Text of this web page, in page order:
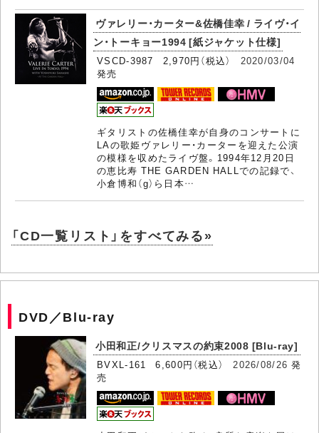
ヴァレリー・カーター&佐橋佳幸 / ライヴ・イ
ン・トーキョー1994 [紙ジャケット仕様]
VSCD-3987 2,970円（税込） 2020/03/04
発売
ギタリストの佐橋佳幸が自身のコンサートに
LAの歌姫ヴァレリー・カーターを迎えた公演
の模様を収めたライヴ盤。1994年12月20日
の恵比寿 THE GARDEN HALLでの記録で、
小倉博和（g）ら日本…
「CD一覧リスト」をすべてみる»
DVD／Blu-ray
小田和正/クリスマスの約束2008 [Blu-ray]
BVXL-161 6,600円（税込）2026/08/26 発
売